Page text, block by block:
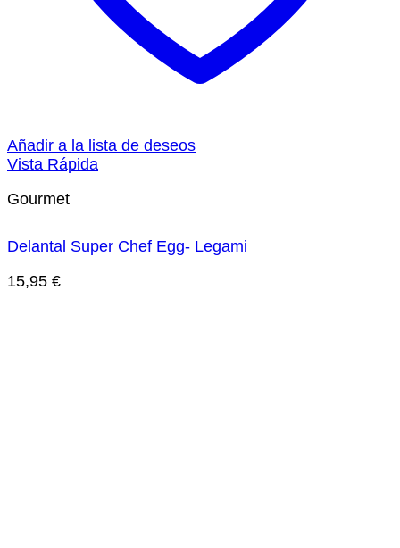
Añadir a la lista de deseos
Vista Rápida
Gourmet
Delantal Super Chef Egg- Legami
15,95 €